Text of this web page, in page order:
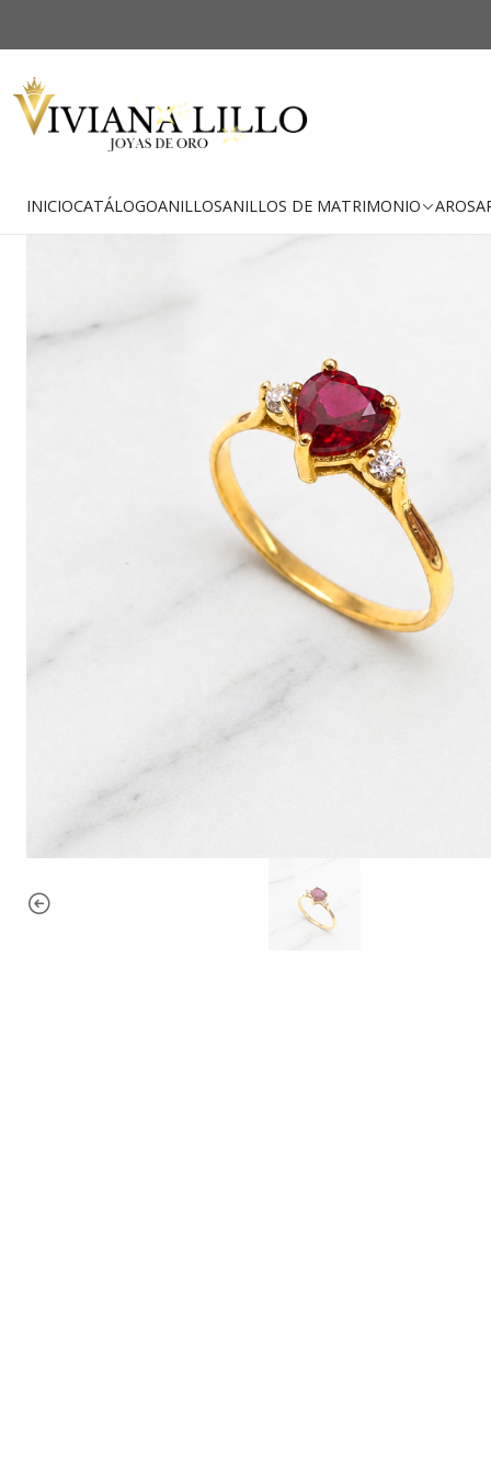
INICIOCATÁLOGOANILLOSANILLOS DE MATRIMONIO AROS
-37% OFF
Envío Gratis